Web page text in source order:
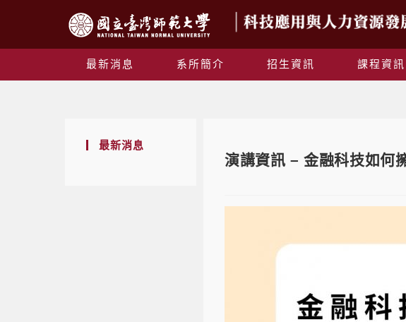
最新消息 系所簡介 招生資訊 課程資訊
最新消息
演講資訊 – 金融科技如何